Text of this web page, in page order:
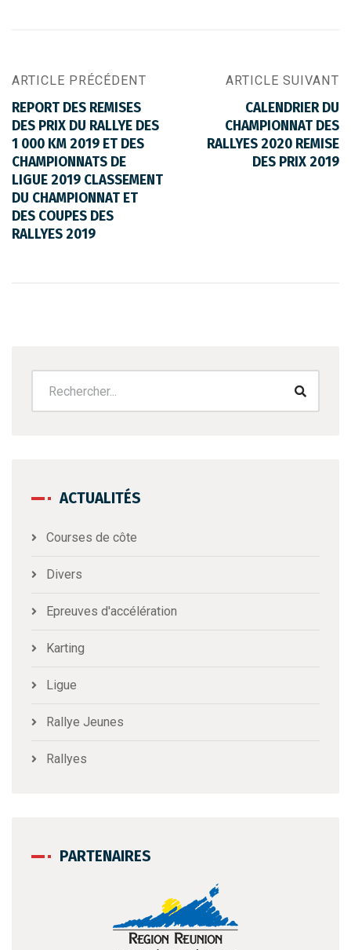
ARTICLE PRÉCÉDENT
REPORT DES REMISES
DES PRIX DU RALLYE DES
1 000 KM 2019 ET DES
CHAMPIONNATS DE
LIGUE 2019 CLASSEMENT
DU CHAMPIONNAT ET
DES COUPES DES
RALLYES 2019
ARTICLE SUIVANT
CALENDRIER DU
CHAMPIONNAT DES
RALLYES 2020 REMISE
DES PRIX 2019
ACTUALITÉS
Courses de côte
Divers
Epreuves d'accélération
Karting
Ligue
Rallye Jeunes
Rallyes
PARTENAIRES